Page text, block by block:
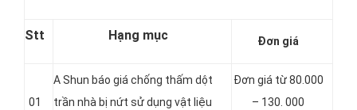
Stt Hạng mục Đơn giá
01
A Shun báo giá chống thấm dột
trần nhà bị nứt sử dụng vật liệu
Đơn giá từ 80.000
– 130. 000